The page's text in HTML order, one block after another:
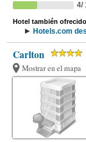
4/
Hotel también
Hotels.com
Carlton
Mostrar en el mapa